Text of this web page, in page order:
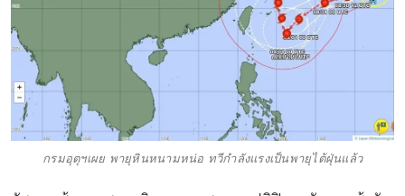
กรมอุตุฯเผย พายุหินหนามหน่อ ทวีกำลังแรงเป็นพายุไต้ฝุ่นแล้ว